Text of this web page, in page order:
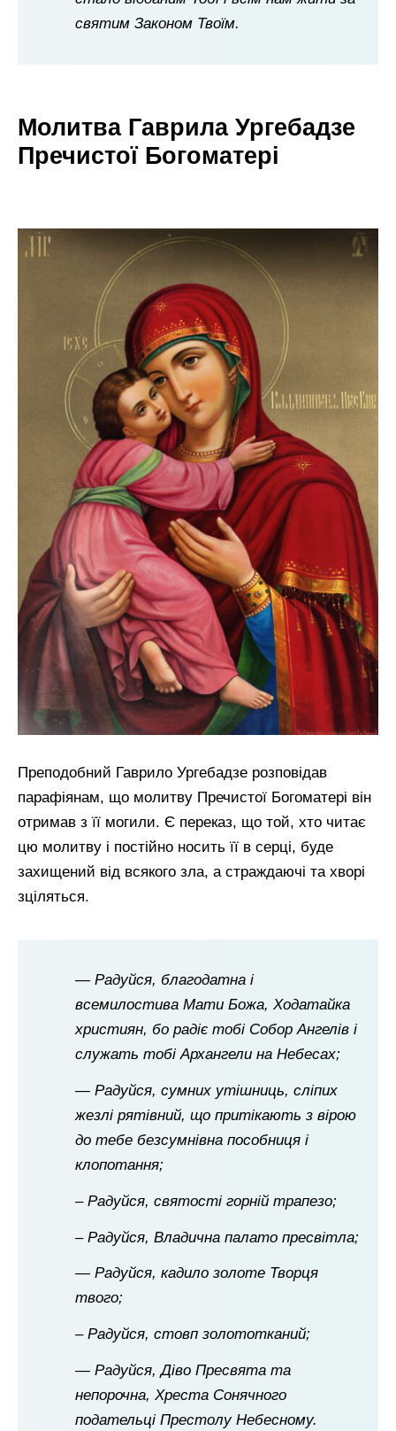
святим Законом Твоїм.
Молитва Гаврила Ургебадзе
Пречистої Богоматері
Преподобний Гаврило Ургебадзе розповідав
парафіянам, що молитву Пречистої Богоматері він
отримав з її могили. Є переказ, що той, хто читає
цю молитву і постійно носить її в серці, буде
захищений від всякого зла, а страждаючі та хворі
зціляться.
— Радуйся, благодатна і
всемилостива Мати Божа, Ходатайка
християн, бо радіє тобі Собор Ангелів і
служать тобі Архангели на Небесах;
— Радуйся, сумних утішниць, сліпих
жезлі рятівний, що притікають з вірою
до тебе безсумнівна пособниця і
клопотання;
– Радуйся, святості горній трапезо;
– Радуйся, Владична палато пресвітла;
— Радуйся, кадило золоте Творця
твого;
– Радуйся, стовп золототканий;
— Радуйся, Діво Пресвята та
непорочна, Хреста Сонячного
подательці Престолу Небесному.